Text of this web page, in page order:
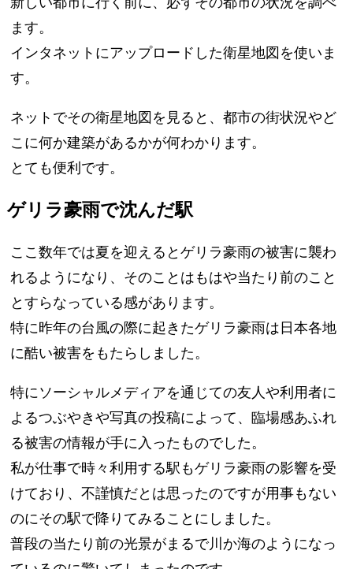
ます。
インタネットにアップロードした衛星地図を使いま
す。
ネットでその衛星地図を見ると、都市の街状況やど
こに何か建築があるかが何わかります。
とても便利です。
ゲリラ豪雨で沈んだ駅
ここ数年では夏を迎えるとゲリラ豪雨の被害に襲わ
れるようになり、そのことはもはや当たり前のこと
とすらなっている感があります。
特に昨年の台風の際に起きたゲリラ豪雨は日本各地
に酷い被害をもたらしました。
特にソーシャルメディアを通じての友人や利用者に
よるつぶやきや写真の投稿によって、臨場感あふれ
る被害の情報が手に入ったものでした。
私が仕事で時々利用する駅もゲリラ豪雨の影響を受
けており、不謹慎だとは思ったのですが用事もない
のにその駅で降りてみることにしました。
普段の当たり前の光景がまるで川か海のようになっ